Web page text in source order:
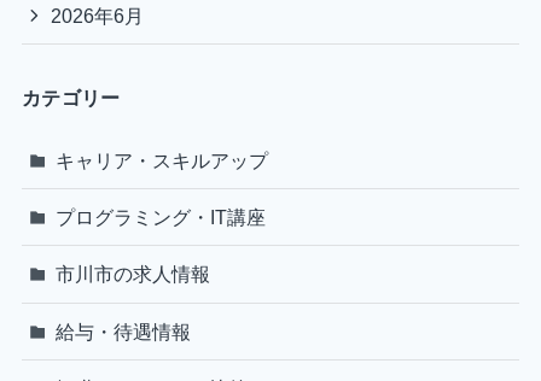
2026年6月
カテゴリー
キャリア・スキルアップ
プログラミング・IT講座
市川市の求人情報
給与・待遇情報